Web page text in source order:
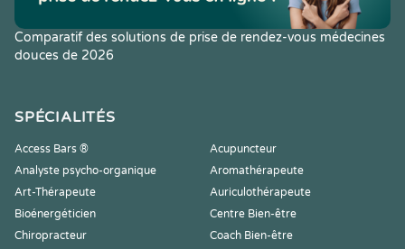
Comparatif des solutions de prise de rendez-vous médecines
douces de 2026
SPÉCIALITÉS
Access Bars ®
Acupuncteur
Analyste psycho-organique
Aromathérapeute
Art-Thérapeute
Auriculothérapeute
Bioénergéticien
Centre Bien-être
Chiropracteur
Coach Bien-être